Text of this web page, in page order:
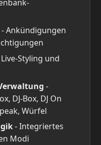
- Ankündigungen
Styling und
-
DJ-Box, DJ On
Würfel
- Integriertes
Modi